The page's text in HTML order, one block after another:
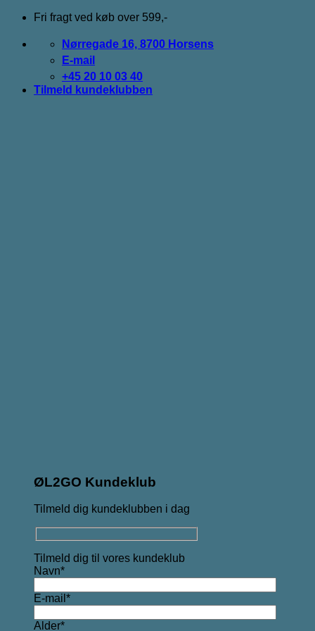
Fortsæt
indhold
Fri fragt ved køb over 599,-
Nørregade 16, 8700 Horsens
E-mail
+45 20 10 03 40
Tilmeld kundeklubben
ØL2GO Kundeklub
Tilmeld dig kundeklubben i dag
Tilmeld dig til vores kundeklub
Navn*
E-mail*
Alder*